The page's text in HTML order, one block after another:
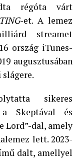
régóta várt
-et. A lemez
streamet
ország iTunes-
augusztusában
slágere.
sikeres
Skeptával és
Lord”-dal, amely
lett. 2023-
dalt, amellyel